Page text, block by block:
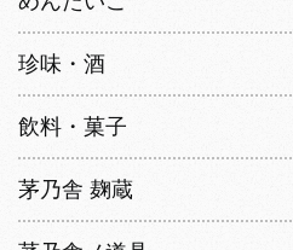
珍味・酒
飲料・菓子
茅乃舎 麹蔵